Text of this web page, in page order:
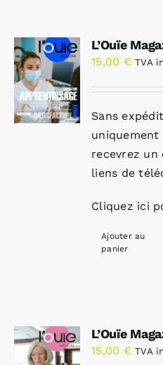
L’Ouïe
15,00 € TVA
Sans
uniquement
recevrez un
liens de
Cliquez ici
Ajouter au
panier
L’Ouïe
15,00 € TVA